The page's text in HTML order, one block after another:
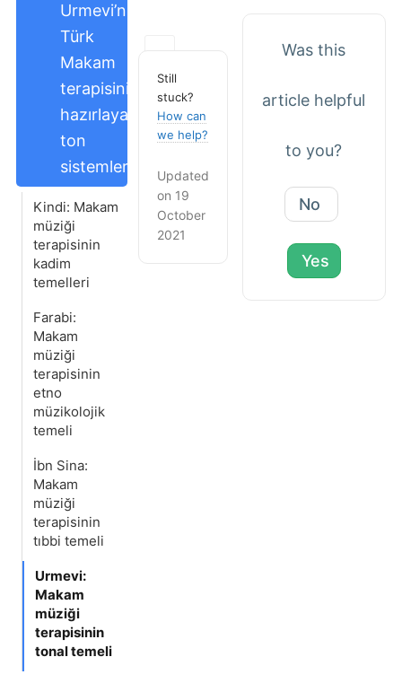
Urmevi’nin,
Türk
Makam
terapisini
hazırlayan
ton
sistemleri
Kindi: Makam
müziği
terapisinin
kadim
temelleri
Farabi:
Makam
müziği
terapisinin
etno
müzikolojik
temeli
İbn Sina:
Makam
müziği
terapisinin
tıbbi temeli
Urmevi:
Makam
müziği
terapisinin
tonal temeli
Still
stuck?
How can
we help?
Updated
on 19
October
2021
Was this
article helpful
to you?
No
Yes